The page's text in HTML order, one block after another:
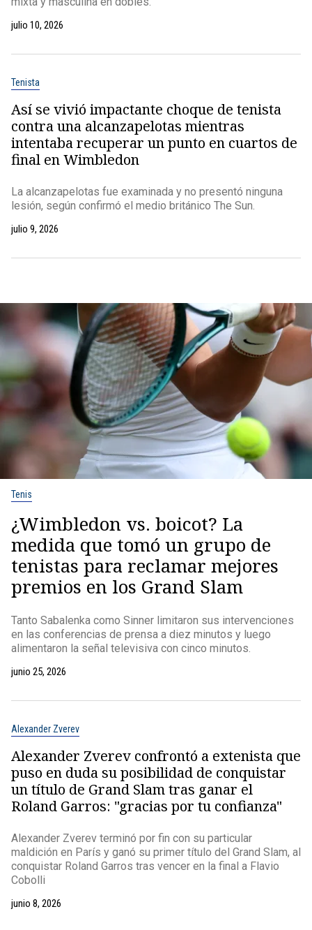
julio 10, 2026
Tenista
Así se vivió impactante choque de tenista
contra una alcanzapelotas mientras
intentaba recuperar un punto en cuartos de
final en Wimbledon
La alcanzapelotas fue examinada y no presentó ninguna
lesión, según confirmó el medio británico The Sun.
julio 9, 2026
Tenis
¿Wimbledon vs. boicot? La
medida que tomó un grupo de
tenistas para reclamar mejores
premios en los Grand Slam
Tanto Sabalenka como Sinner limitaron sus intervenciones
en las conferencias de prensa a diez minutos y luego
alimentaron la señal televisiva con cinco minutos.
junio 25, 2026
Alexander Zverev
Alexander Zverev confrontó a extenista que
puso en duda su posibilidad de conquistar
un título de Grand Slam tras ganar el
Roland Garros: "gracias por tu confianza"
Alexander Zverev terminó por fin con su particular
maldición en París y ganó su primer título del Grand Slam, al
conquistar Roland Garros tras vencer en la final a Flavio
Cobolli
junio 8, 2026